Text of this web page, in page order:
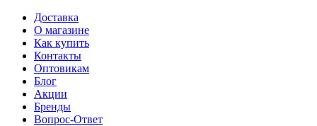
Доставка
О магазине
Как купить
Контакты
Оптовикам
Блог
Акции
Бренды
Вопрос-Ответ